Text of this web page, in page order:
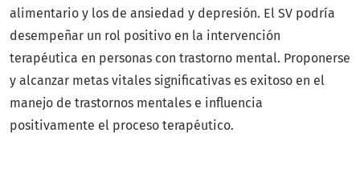
alimentario y los de ansiedad y depresión. El SV podría
desempeñar un rol positivo en la intervención
terapéutica en personas con trastorno mental. Proponerse
y alcanzar metas vitales significativas es exitoso en el
manejo de trastornos mentales e influencia
positivamente el proceso terapéutico.